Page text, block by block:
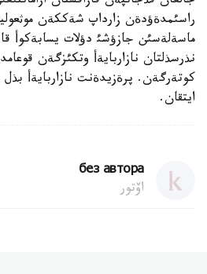
ماسةلةسئن جازؤشئ دؤلات يسابةكوأ
نذرسذلتان نازاربايةأ وتكئزگةن
كوتةرگةن. پرةزيدةنت نازاربايةأ
ايتقان.
без автора
اۆتور